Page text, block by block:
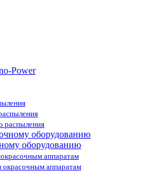
Power
распыления
оборудованию
аппаратам
окрасочным аппаратам